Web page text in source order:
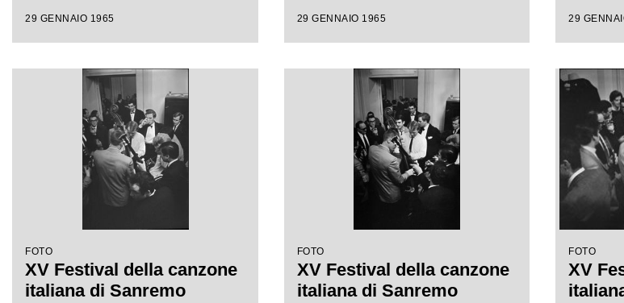
29 GENNAIO 1965 29 GENNAIO 1965 29
FOTO
XV Festival della canzone
italiana di Sanremo
FOTO
XV Festival della canzone
italiana di Sanremo
FOTO
XV